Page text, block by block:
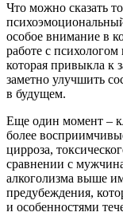
Что можно сказать
особое внимание в
работе с
которая привыкла к
заметно улучшить
в будущем.
Еще один момент –
более
цирроза,
сравнении с
алкоголизма выше
предубеждения,
и особенностями